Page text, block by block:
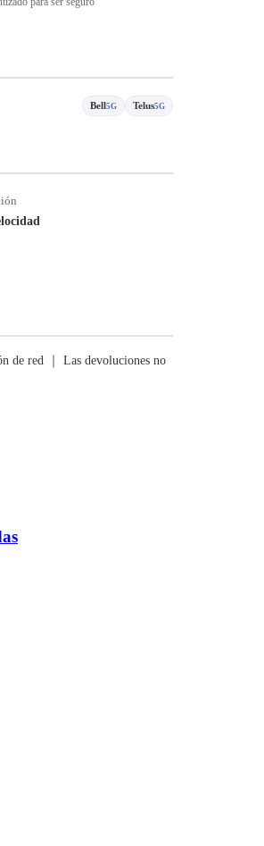
Bell5G Telus5G
de red ｜ Las devoluciones no